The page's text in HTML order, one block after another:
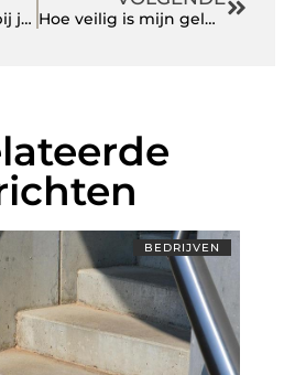
Gebitsverzorging bij je hond Hoe veilig is mijn geld bij een incassobureau?
BEDRIJVEN